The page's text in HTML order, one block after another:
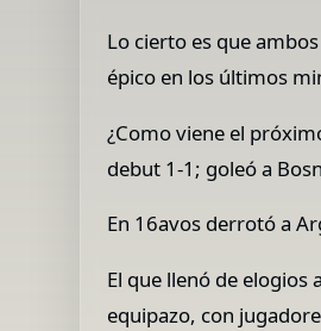
Lo cierto es que
épico en los últimos
¿Como viene el
debut 1-1; goleó a
En 16avos derrotó a
El que llenó de elogios
equipazo, con